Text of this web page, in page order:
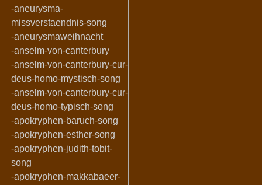
-aneurysma-
missverstaendnis-song
-aneurysmaweihnacht
-anselm-von-canterbury
-anselm-von-canterbury-cur-
deus-homo-mystisch-song
-anselm-von-canterbury-cur-
deus-homo-typisch-song
-apokryphen-baruch-song
-apokryphen-esther-song
-apokryphen-judith-tobit-
song
-apokryphen-makkabaeer-